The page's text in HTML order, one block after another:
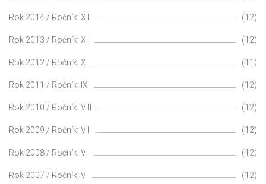
Rok 2014 / Ročník: XII (12)
Rok 2013 / Ročník: XI (12)
Rok 2012 / Ročník: X (11)
Rok 2011 / Ročník: IX (12)
Rok 2010 / Ročník: VIII (12)
Rok 2009 / Ročník: VII (12)
Rok 2008 / Ročník: VI (12)
Rok 2007 / Ročník: V (12)